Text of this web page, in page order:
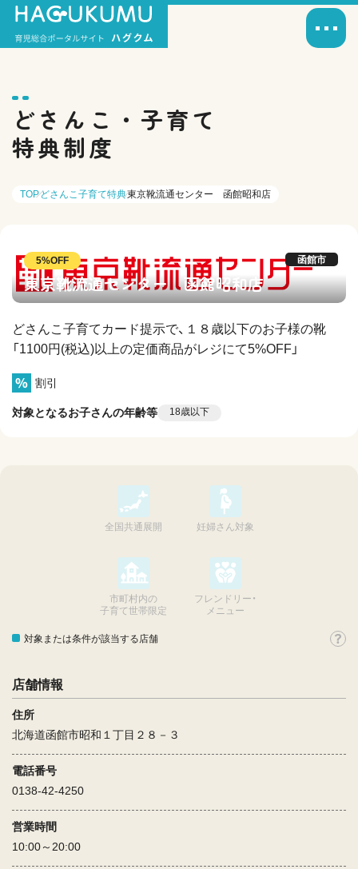
どさんこ・子育て
特典制度
TOPどさんこ子育て特典東京靴流通センター 函館昭和店
函館市
5%OFF
東京靴流通センター 函館昭和店
どさんこ子育てカード提示で、１８歳以下のお子様の靴
「1100円(税込)以上の定価商品がレジにて5%OFF」
割引
対象となるお子さんの年齢等 18歳以下
全国共通展開 妊婦さん対象
市町村内の
子育て世帯限定
フレンドリー・
メニュー
対象または条件が該当する店舗
店舗情報
住所
北海道函館市昭和１丁目２８－３
電話番号
0138-42-4250
営業時間
10:00～20:00